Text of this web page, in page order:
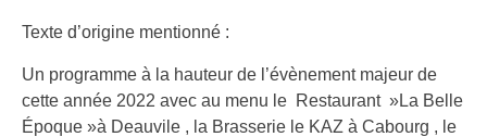
Texte d’origine mentionné :
Un programme à la hauteur de l’évènement majeur de
cette année 2022 avec au menu le Restaurant »La Belle
Époque »à Deauvile , la Brasserie le KAZ à Cabourg , le